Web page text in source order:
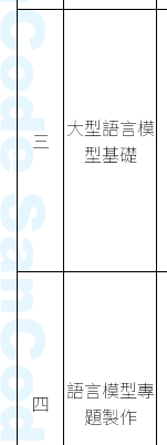
三
大型語言模
型基礎
四
語言模型專
題製作